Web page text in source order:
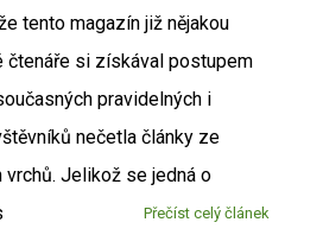
tento magazín již nějakou
čtenáře si získával postupem
pravidelných i
nečetla články ze
Jelikož se jedná o
Přečíst celý článek